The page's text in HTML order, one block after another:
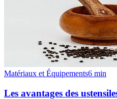
Matériaux et Équipements6 min
Les avantages des